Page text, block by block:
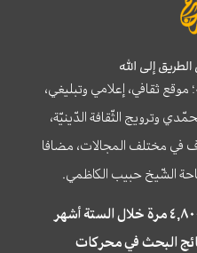
إلى الله
موقع ثقافي، إعلامي وتبليغي،
وترويج الثّقافة الدّينيّة،
في مختلف المجالات، مضافا
الشّيخ حبيب الكاظمي.
تمّت زيارة موقع سراج ٤,٨٠٠,٠٠٠ مرة خلال الستة أشهر
البحث في محركات